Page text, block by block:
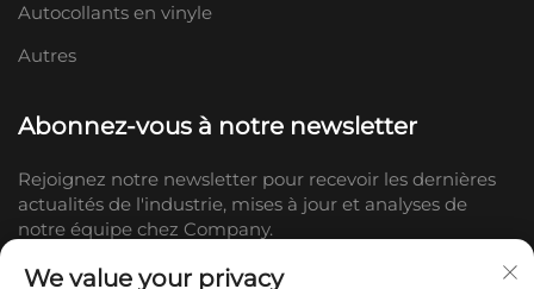
Autocollants en vinyle
Autres
Abonnez-vous à notre newsletter
Rejoignez notre newsletter pour recevoir les dernières
actualités de l'industrie, mises à jour et analyses de
notre équipe chez Company.
We value your privacy